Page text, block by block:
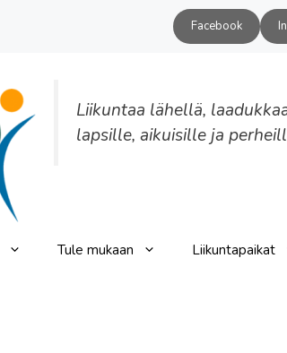
Facebook
Liikuntaa lähellä,
lapsille, aikuisille ja
Tule mukaan Liikuntapaikat